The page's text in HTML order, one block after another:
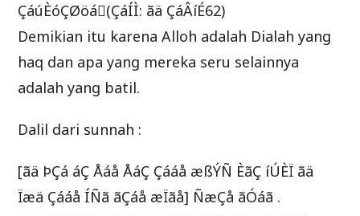
ÇáúÈóÇØöá(ÇáÍÌ: ãä ÇáÂíÉ62)
Demikian itu karena Alloh adalah Dialah yang
haq dan apa yang mereka seru selainnya
adalah yang batil.
Dalil dari sunnah :
[ãä ÞÇá áÇ Åáå ÅáÇ Çááå æßÝÑ ÈãÇ íÚÈÏ ãä
Ïæä Çááå ÍÑã ãÇáå æÏãå] ÑæÇå ãÓáã .